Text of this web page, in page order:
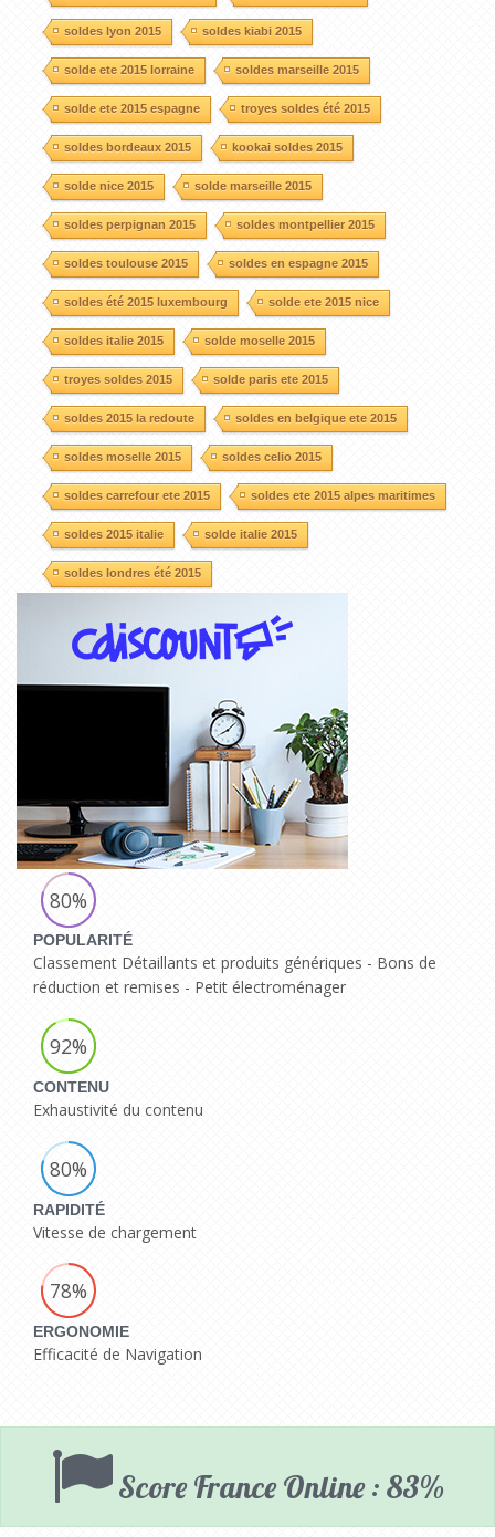
soldes lyon 2015 soldes kiabi 2015
solde ete 2015 lorraine soldes marseille 2015
solde ete 2015 espagne troyes soldes été 2015
soldes bordeaux 2015 kookai soldes 2015
solde nice 2015 solde marseille 2015
soldes perpignan 2015 soldes montpellier 2015
soldes toulouse 2015 soldes en espagne 2015
soldes été 2015 luxembourg solde ete 2015 nice
soldes italie 2015 solde moselle 2015
troyes soldes 2015 solde paris ete 2015
soldes 2015 la redoute soldes en belgique ete 2015
soldes moselle 2015 soldes celio 2015
soldes carrefour ete 2015 soldes ete 2015 alpes maritimes
soldes 2015 italie solde italie 2015
soldes londres été 2015
80%
POPULARITÉ
Classement Détaillants et produits génériques - Bons de
réduction et remises - Petit électroménager
92%
CONTENU
Exhaustivité du contenu
80%
RAPIDITÉ
Vitesse de chargement
78%
ERGONOMIE
Efficacité de Navigation
Score France Online : 83%